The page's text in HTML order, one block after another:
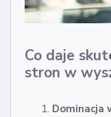
Co daje
stron w
Dominacja